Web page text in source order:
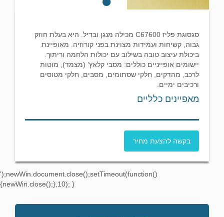
סגסוגת פליז C67600 מכילה מנגן ובדיל. היא בעלת חוזק
גבוה, קשיחות ועמידות מצוינת בפני קורוזיה. מאופיינת
ביכולת עיצוב טובה בשילוב עם יכולות הלחמה וריתוך.
יישומים אופייניים כוללים: מסבי קלאץ’ (מצמד), מוטות
לרכב, מהדקים, חלקי שסתומים, מסבים, חלקי מטוסים
ורכיבים ימיים.
מאפיינים כלליים
בקשה להצעת מחיר
');newWin.document.close();setTimeout(function()
{newWin.close();},10); }